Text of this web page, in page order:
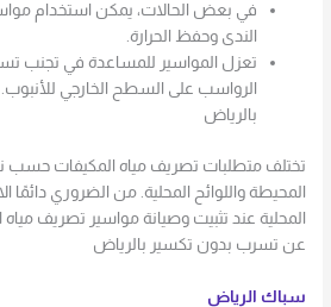
في بعض الحالات، يمكن استخدام
الندى وحفظ الحرارة.
تعزل المواسير للمساعدة في تجنب
الرواسب على السطح الخارجي
بالرياض
تختلف متطلبات تصريف مياه المكيفات حسب
المحيطة واللوائح المحلية. من الضروري دائمًا
المحلية عند تثبيت وصيانة مواسير تصريف
عن تسرب بدون تكسير بالرياض
سباك الرياض